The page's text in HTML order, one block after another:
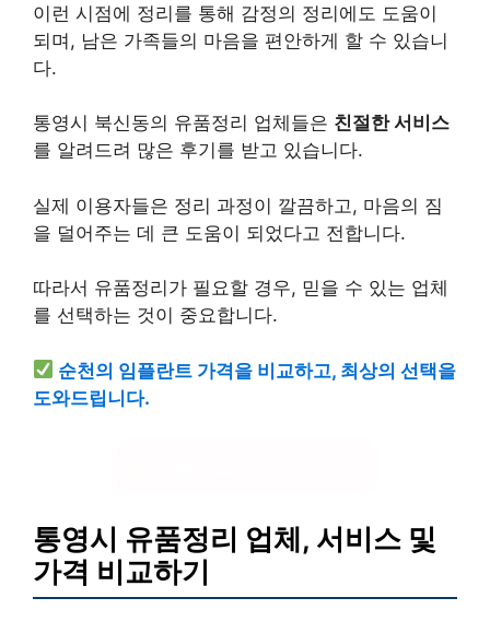
이런 시점에 정리를 통해 감정의 정리에도 도움이
되며, 남은 가족들의 마음을 편안하게 할 수 있습니
다.
통영시 북신동의 유품정리 업체들은 친절한 서비스
를 알려드려 많은 후기를 받고 있습니다.
실제 이용자들은 정리 과정이 깔끔하고, 마음의 짐
을 덜어주는 데 큰 도움이 되었다고 전합니다.
따라서 유품정리가 필요할 경우, 믿을 수 있는 업체
를 선택하는 것이 중요합니다.
순천의 임플란트 가격을 비교하고, 최상의 선택을
도와드립니다.
통영시 유품정리 업체, 서비스 및
가격 비교하기